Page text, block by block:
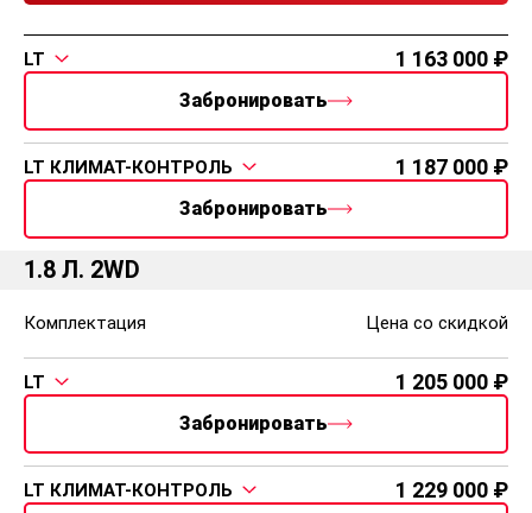
Охранные системы
2 складных ключа
Противоугонная система
Иммобилайзер
Прочее
Полноразмерное запасное колесо (стальное)
LT 1 163 000
Забронировать
LT КЛИМАТ-КОНТРОЛЬ 1 187 000
Забронировать
1.8 Л. 2WD
Комплектация Цена со скидкой
LT 1 205 000
Забронировать
LT КЛИМАТ-КОНТРОЛЬ 1 229 000